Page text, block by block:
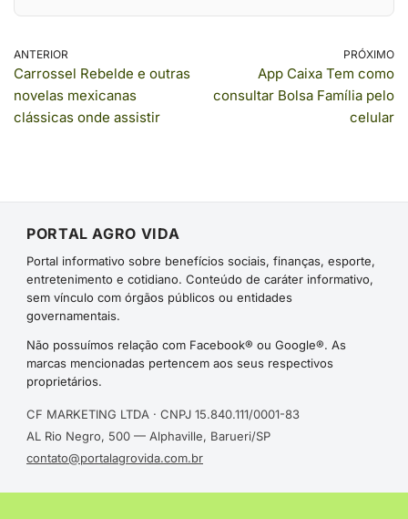
ANTERIOR
Carrossel Rebelde e outras
novelas mexicanas
clássicas onde assistir
PRÓXIMO
App Caixa Tem como
consultar Bolsa Família pelo
celular
PORTAL AGRO VIDA
Portal informativo sobre benefícios sociais, finanças, esporte,
entretenimento e cotidiano. Conteúdo de caráter informativo,
sem vínculo com órgãos públicos ou entidades
governamentais.
Não possuímos relação com Facebook® ou Google®. As
marcas mencionadas pertencem aos seus respectivos
proprietários.
CF MARKETING LTDA · CNPJ 15.840.111/0001-83
AL Rio Negro, 500 — Alphaville, Barueri/SP
contato@portalagrovida.com.br